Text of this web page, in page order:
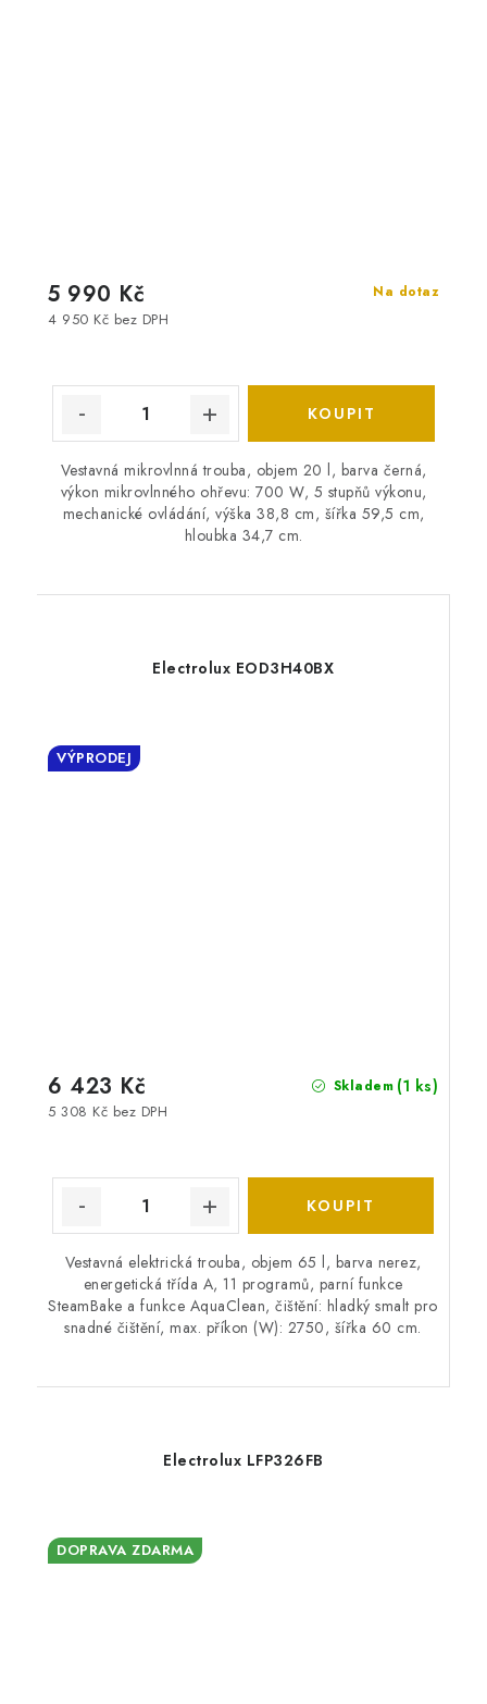
Na dotaz
4 950 Kč bez DPH
5 990 Kč
Vestavná mikrovlnná trouba, objem 20 l, barva černá,
výkon mikrovlnného ohřevu: 700 W, 5 stupňů výkonu,
mechanické ovládání, výška 38,8 cm, šířka 59,5 cm,
hloubka 34,7 cm.
Electrolux EOD3H40BX
VÝPRODEJ
Skladem (1 ks)
5 308 Kč bez DPH
6 423 Kč
Vestavná elektrická trouba, objem 65 l, barva nerez,
energetická třída A, 11 programů, parní funkce
SteamBake a funkce AquaClean, čištění: hladký smalt pro
snadné čištění, max. příkon (W): 2750, šířka 60 cm.
Electrolux LFP326FB
DOPRAVA ZDARMA